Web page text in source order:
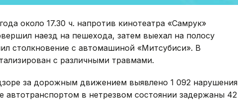
около 17.30 ч. напротив кинотеатра «Самрук»
наезд на пешехода, затем выехал на полосу
столкновение с автомашиной «Митсубиси». В
с различными травмами.
за дорожным движением выявлено 1 092 нарушения
автотранспортом в нетрезвом состоянии задержаны 42